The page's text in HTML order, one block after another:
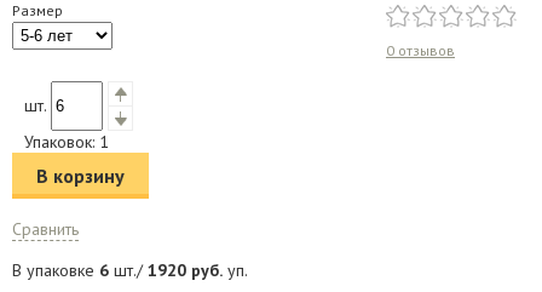
Размер
0 отзывов
шт.
Упаковок: 1
В корзину
Сравнить
В упаковке 6 шт./1920 руб. уп.